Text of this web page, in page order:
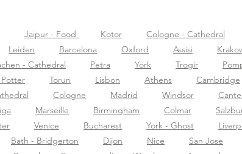
Jaipur - Food Kotor Cologne - Cathedral
Leiden Barcelona Oxford Assisi
- Cathedral Petra York Trogir
Torun Lisbon Athens
Cambridge
Cologne Madrid Windsor
Marseille Birmingham Colmar
Venice Bucharest York - Ghost
Bath - Bridgerton Dijon Nice San Jose